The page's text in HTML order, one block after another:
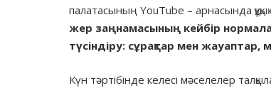
палатасының YouTube – арнасында
жер заңнамасының кейбір
түсіндіру: сұрақтар мен
Күн тәртібінде келесі мәселелер